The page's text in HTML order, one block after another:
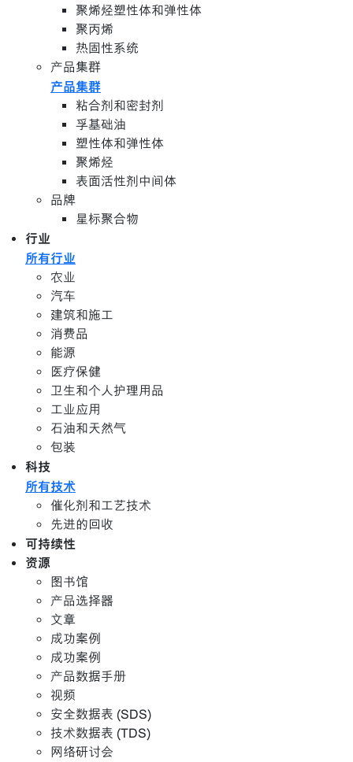
聚烯烃塑性体和弹性体
聚丙烯
热固性系统
产品集群
产品集群
粘合剂和密封剂
孚基础油
塑性体和弹性体
聚烯烃
表面活性剂中间体
品牌
星标聚合物
行业
所有行业
农业
汽车
建筑和施工
消费品
能源
医疗保健
卫生和个人护理用品
工业应用
石油和天然气
包装
科技
所有技术
催化剂和工艺技术
先进的回收
可持续性
资源
图书馆
产品选择器
文章
成功案例
成功案例
产品数据手册
视频
安全数据表 (SDS)
技术数据表 (TDS)
网络研讨会